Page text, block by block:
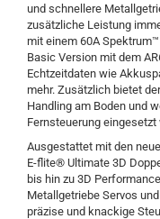
und schnellere
zusätzliche Leistung
mit einem 60A
Basic Version mit dem
Echtzeitdaten wie
mehr. Zusätzlich bietet
Handling am Boden und
Fernsteuerung eingesetzt
Ausgestattet mit den
E-flite® Ultimate 3D
bis hin zu 3D
Metallgetriebe Servos
präzise und knackige